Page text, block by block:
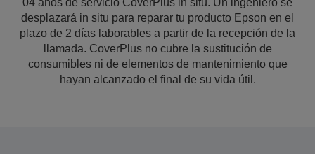
04 años de servicio CoverPlus in situ. Un ingeniero se
desplazará in situ para reparar tu producto Epson en el
plazo de 2 días laborables a partir de la recepción de la
llamada. CoverPlus no cubre la sustitución de
consumibles ni de elementos de mantenimiento que
hayan alcanzado el final de su vida útil.